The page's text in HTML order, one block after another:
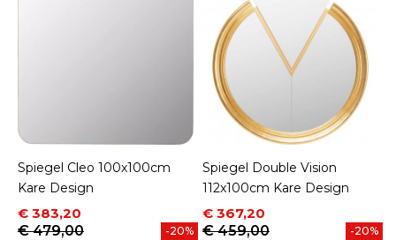
Spiegel Cleo 100x100cm
Kare Design
Prijs
€ 383,20
Normale prijs
€ 479,00
-20%
Spiegel Double Vision
112x100cm Kare Design
Prijs
€ 367,20
Normale prijs
€ 459,00
-20%